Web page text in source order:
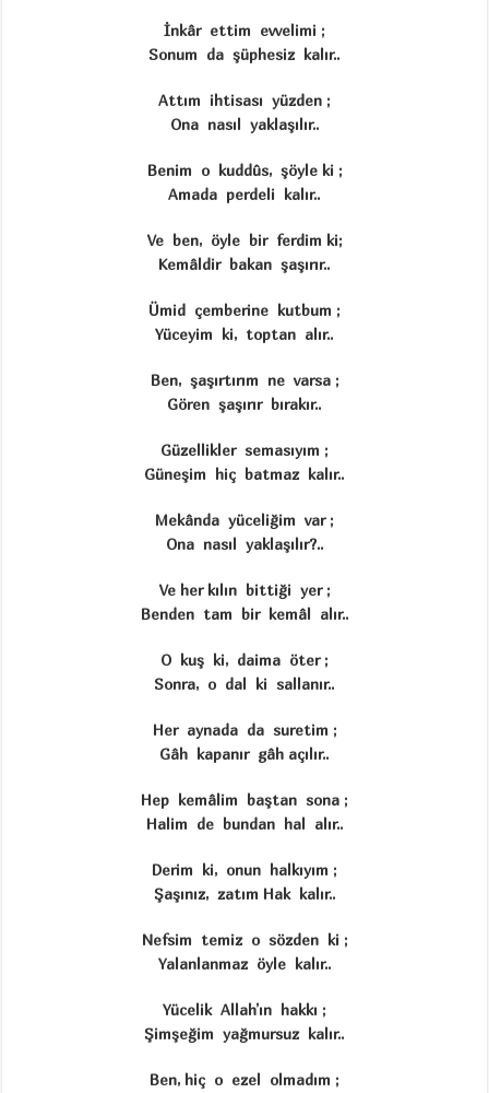
İnkâr ettim evvelimi ;
Sonum da şüphesiz kalır..
Attım ihtisası yüzden ;
Ona nasıl yaklaşılır..
Benim o kuddûs, şöyle ki ;
Amada perdeli kalır..
Ve ben, öyle bir ferdim ki;
Kemâldir bakan şaşırır..
Ümid çemberine kutbum ;
Yüceyim ki, toptan alır..
Ben, şaşırtırım ne varsa ;
Gören şaşırır bırakır..
Güzellikler semasıyım ;
Güneşim hiç batmaz kalır..
Mekânda yüceliğim var ;
Ona nasıl yaklaşılır?..
Ve her kılın bittiği yer ;
Benden tam bir kemâl alır..
O kuş ki, daima öter ;
Sonra, o dal ki sallanır..
Her aynada da suretim ;
Gâh kapanır gâh açılır..
Hep kemâlim baştan sona ;
Halim de bundan hal alır..
Derim ki, onun halkıyım ;
Şaşınız, zatım Hak kalır..
Nefsim temiz o sözden ki ;
Yalanlanmaz öyle kalır..
Yücelik Allah’ın hakkı ;
Şimşeğim yağmursuz kalır..
Ben, hiç o ezel olmadım ;